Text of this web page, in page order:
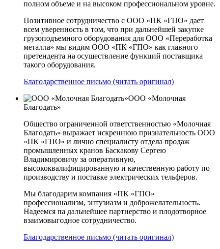
полном объеме и на высоком профессиональном уровне.
Позитивное сотрудничество с ООО «ПК «ГПО» дает
всем уверенность в том, что при дальнейшей закупке
грузоподъемного оборудования для ООО «Переработка
металла» мы видим ООО «ПК «ГПО» как главного
претендента на осуществление функций поставщика
такого оборудования.
Благодарственное письмо (читать оригинал)
ООО «Молочная
Благодать»
Общество ограниченной ответственностью «Молочная
Благодать» выражает искреннюю признательность ООО
«ПК «ГПО» и лично специалисту отдела продаж
промышленных кранов Баскакову Сергею
Владимировичу за оперативную,
высококвалифицированную и качественную работу по
производству и поставке электрических тельферов.
Мы благодарим компания «ПК «ГПО»
профессионализм, энтузиазм и доброжелательность.
Надеемся па дальнейшее партнерство и плодотворное
взаимовыгодное сотрудничество.
Благодарственное письмо (читать оригинал)